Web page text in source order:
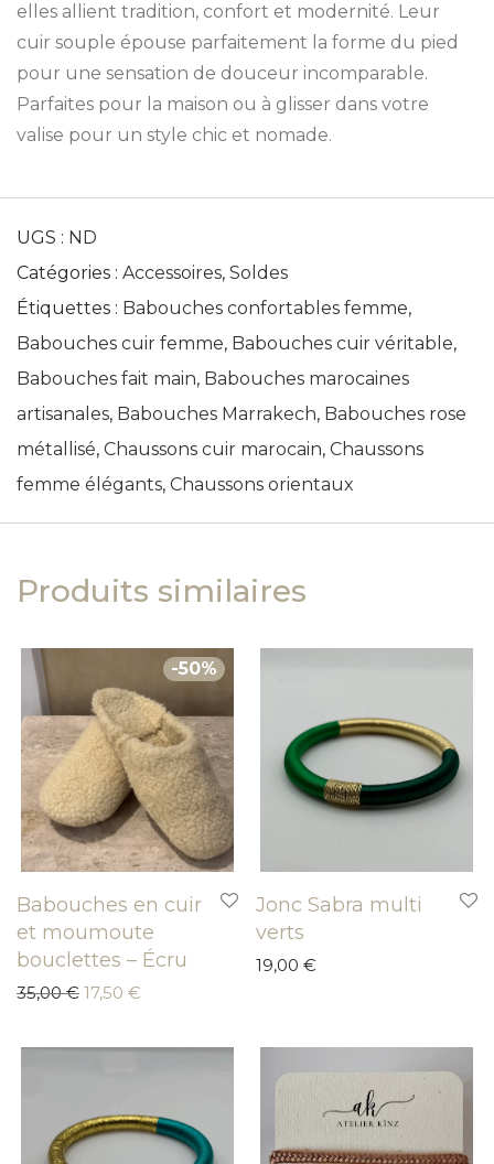
elles allient tradition, confort et modernité. Leur
cuir souple épouse parfaitement la forme du pied
pour une sensation de douceur incomparable.
Parfaites pour la maison ou à glisser dans votre
valise pour un style chic et nomade.
UGS : ND
Catégories : Accessoires, Soldes
Étiquettes : Babouches confortables femme,
Babouches cuir femme, Babouches cuir véritable,
Babouches fait main, Babouches marocaines
artisanales, Babouches Marrakech, Babouches rose
métallisé, Chaussons cuir marocain, Chaussons
femme élégants, Chaussons orientaux
Produits similaires
-50%
Babouches en cuir
et moumoute
bouclettes – Écru
35,00€ Le prix initial était : 35,00 €.
17,50 €
Jonc Sabra multi
verts
19,00 €